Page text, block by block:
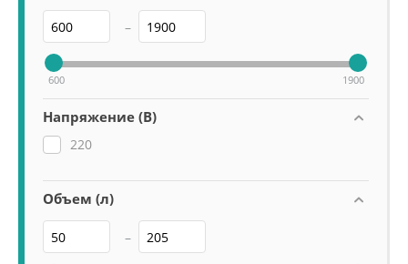
–
600 1900
Напряжение (В)
220
Объем (л)
–